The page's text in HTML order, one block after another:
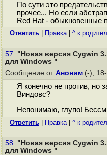
По сути это
прочее... Но если
Red Hat - обыкновенные
Ответить Правка| ^ к
57. "Новая версия Cygwin
для Windows "
Сообщение от Аноним (-),
Я конечно не против, но
Виндовс?
Непонимаю, глупо!
Ответить Правка| ^ к
58. "Новая версия Cygwin
для Windows "